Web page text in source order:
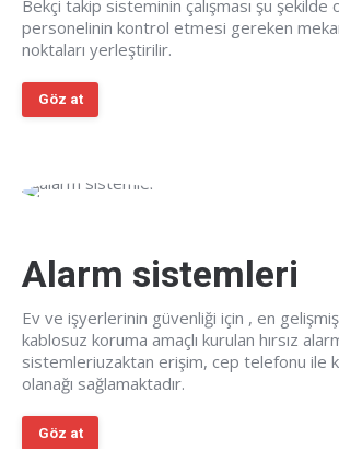
Bekçi takip sisteminin çalışması şu şekilde
personelinin kontrol etmesi gereken
noktaları yerleştirilir.
Göz at
Alarm sistemleri
Ev ve işyerlerinin güvenliği için , en
kablosuz koruma amaçlı kurulan hırsız
sistemleriuzaktan erişim, cep telefonu ile
olanağı sağlamaktadır.
Göz at